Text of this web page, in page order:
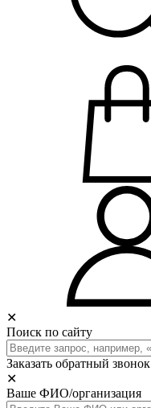
✕
Поиск по сайту
Заказать обратный звонок
✕
Ваше ФИО/организация